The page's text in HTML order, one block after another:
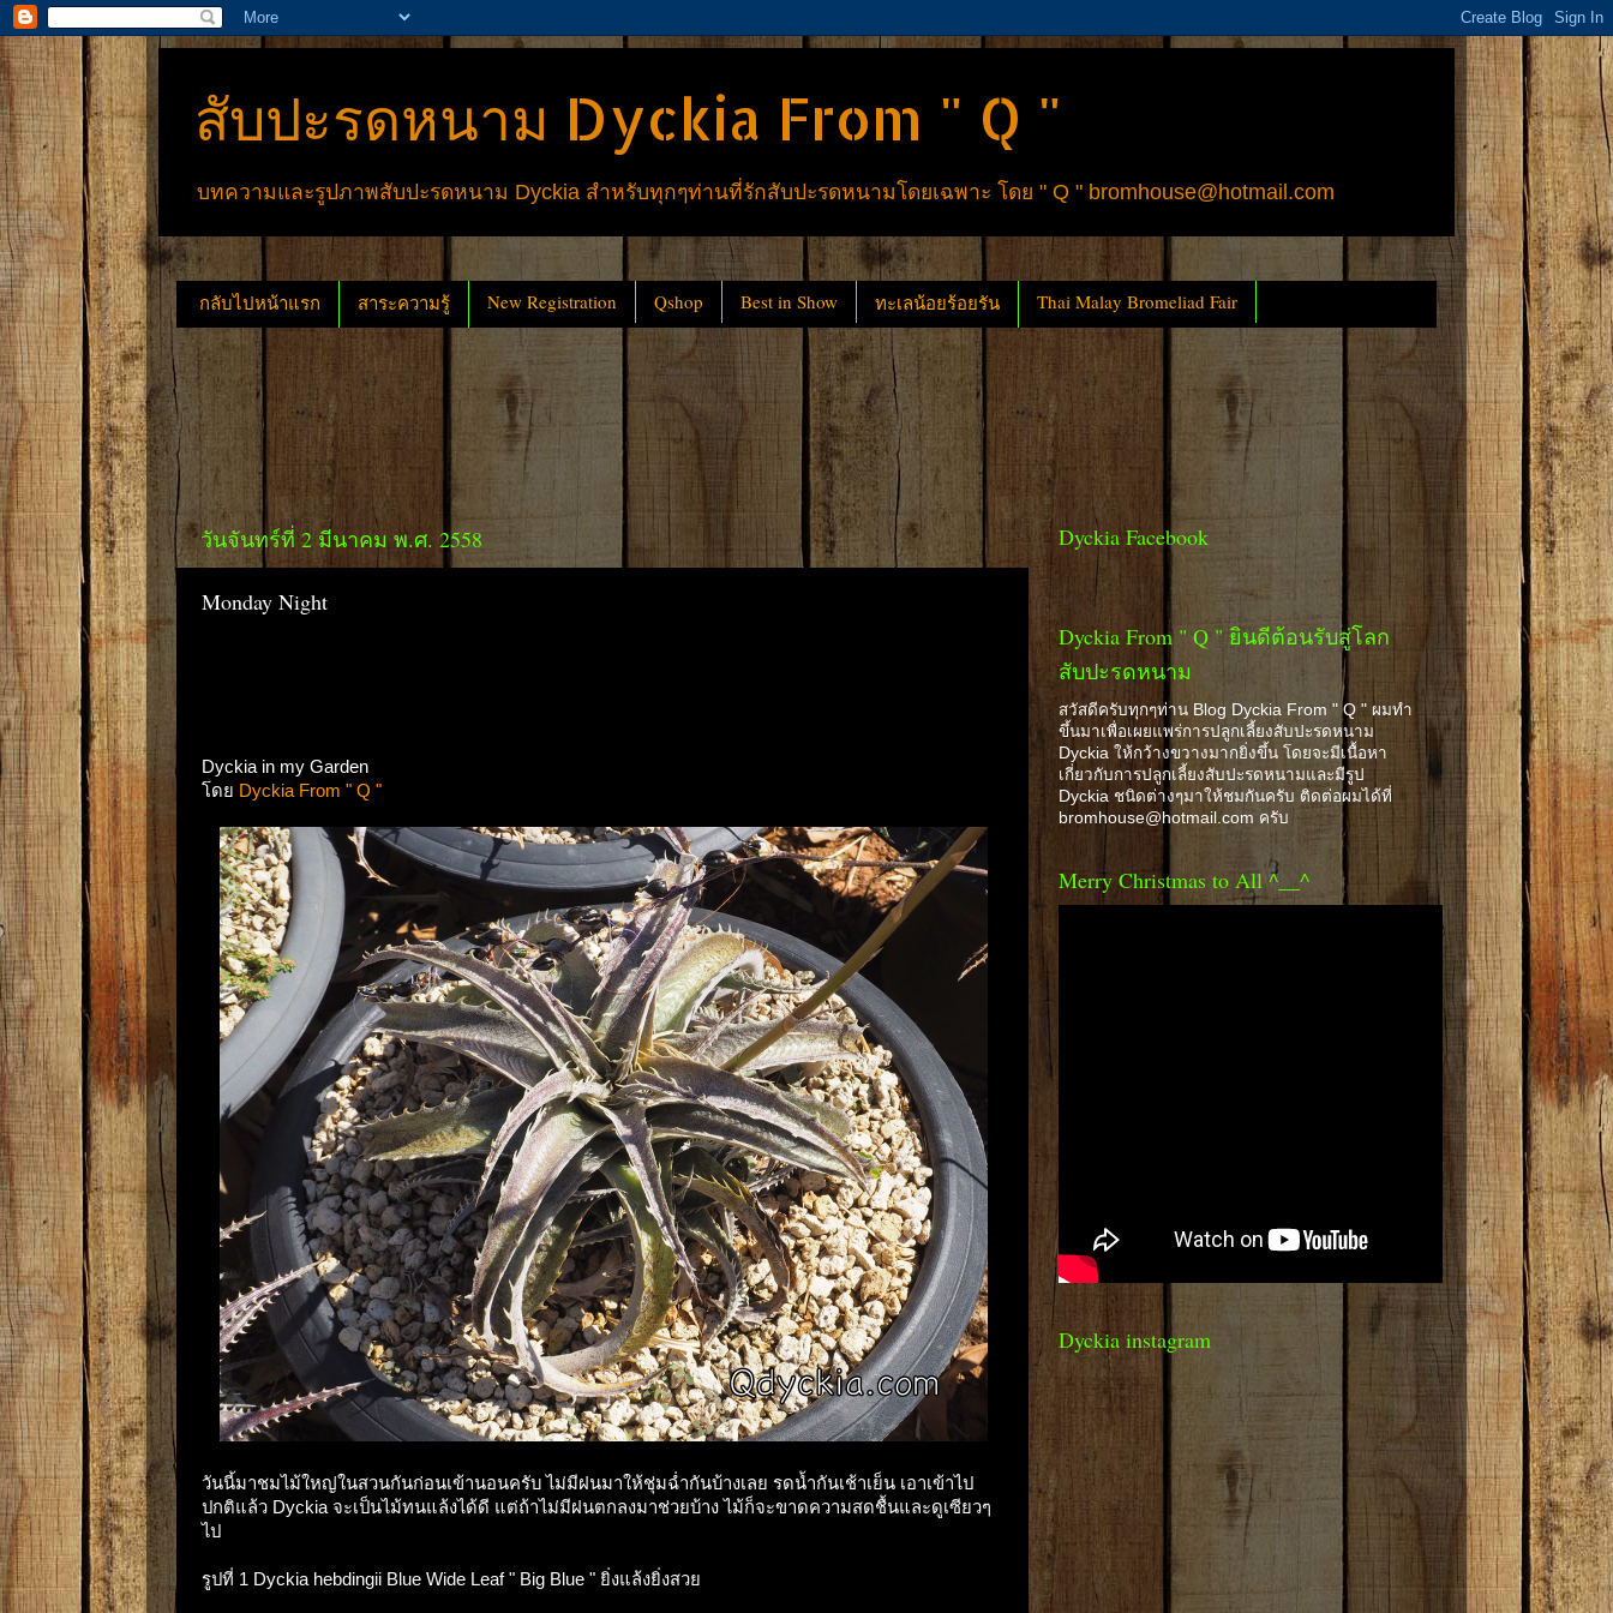
สับปะรดหนาม Dyckia From " Q "
บทความและรูปภาพสับปะรดหนาม Dyckia สำหรับทุกๆท่านที่รักสับปะรดหนามโดยเฉพาะ โดย " Q " bromhouse@hotmail.com
กลับไปหน้าแรก สาระความรู้ New Registration Qshop Best in Show ทะเลน้อยร้อยรัน Thai Malay Bromeliad Fair
วันจันทร์ที่ 2 มีนาคม พ.ศ. 2558
Monday Night
Dyckia in my Garden
โดย Dyckia From " Q "
วันนี้มาชมไม้ใหญ่ในสวนกันก่อนเข้านอนครับ ไม่มีฝนมาให้ชุ่มฉ่ำกันบ้างเลย รดน้ำกันเช้าเย็น เอาเข้าไป
ปกติแล้ว Dyckia จะเป็นไม้ทนแล้งได้ดี แต่ถ้าไม่มีฝนตกลงมาช่วยบ้าง ไม้ก็จะขาดความสดชื้นและดูเซียวๆ
ไป
รูปที่ 1 Dyckia hebdingii Blue Wide Leaf " Big Blue " ยิ่งแล้งยิ่งสวย
Dyckia Facebook
Dyckia From " Q " ยินดีต้อนรับสู่โลก
สับปะรดหนาม
สวัสดีครับทุกๆท่าน Blog Dyckia From " Q " ผมทำ
ขึ้นมาเพื่อเผยแพร่การปลูกเลี้ยงสับปะรดหนาม
Dyckia ให้กว้างขวางมากยิ่งขึ้น โดยจะมีเนื้อหา
เกี่ยวกับการปลูกเลี้ยงสับปะรดหนามและมีรูป
Dyckia ชนิดต่างๆมาให้ชมกันครับ ติดต่อผมได้ที่
bromhouse@hotmail.com ครับ
Merry Christmas to All ^__^
Dyckia instagram